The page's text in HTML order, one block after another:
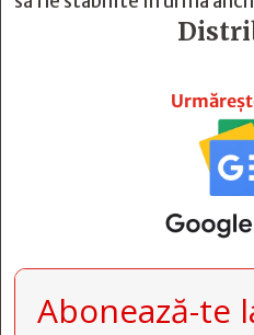
Abonează-te